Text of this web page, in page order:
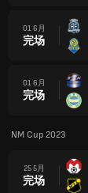
01 6月
完场
01 6月
完场
NM Cup 2023
25 5月
完场